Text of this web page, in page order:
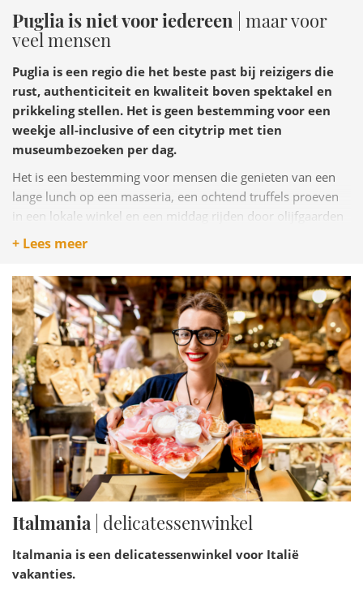
Puglia is niet voor iedereen | maar voor
veel mensen
Puglia is een regio die het beste past bij reizigers die
rust, authenticiteit en kwaliteit boven spektakel en
prikkeling stellen. Het is geen bestemming voor een
weekje all-inclusive of een citytrip met tien
museumbezoeken per dag.
Het is een bestemming voor mensen die genieten van een
lange lunch op een masseria, een ochtend truffels proeven
in een lokale winkel en een middag rijden door olijfgaarden
zonder specifieke bestemming. Dat klinkt misschien
weten wat ze willen.
+ Lees meer
Italmania | delicatessenwinkel
Italmania is een delicatessenwinkel voor Italië
vakanties.